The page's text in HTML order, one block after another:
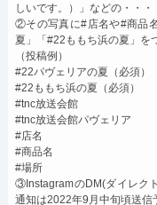
しいです。）」などの・・
②その写真に#店名や#商品
夏」「#22ももち浜の夏」を
（投稿例）
#22パヴェリアの夏（必須）
#22ももち浜の夏（必須）
#tnc放送会館
#tnc放送会館パヴェリア
#店名
#商品名
#場所
③InstagramのDM(ダイレク
通知は2022年9月中旬頃送信